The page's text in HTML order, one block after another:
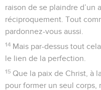
raison de se plaindre d’un
réciproquement. Tout
pardonnez-vous aussi.
14 Mais par-dessus tout
le lien de la perfection.
15 Que la paix de Christ, à
pour former un seul